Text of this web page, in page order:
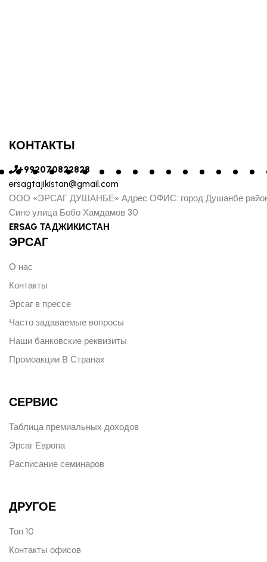
КОНТАКТЫ
+992070822828
ersagtajikistan@gmail.com
ООО «ЭРСАГ ДУШАНБЕ» Адрес ОФИС: город Душанбе
Сино улица Бобо Хамдамов 30
ERSAG ТАДЖИКИСТАН
ЭРСАГ
О нас
Контакты
Эрсаг в прессе
Часто задаваемые вопросы
Наши банковские реквизиты
Промоакции В Странах
СЕРВИС
Таблица премиальных доходов
Эрсаг Европа
Расписание семинаров
ДРУГОЕ
Топ 10
Контакты офисов